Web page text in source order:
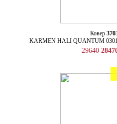
Ковер
KARMEN HALI QUANTUM
29640